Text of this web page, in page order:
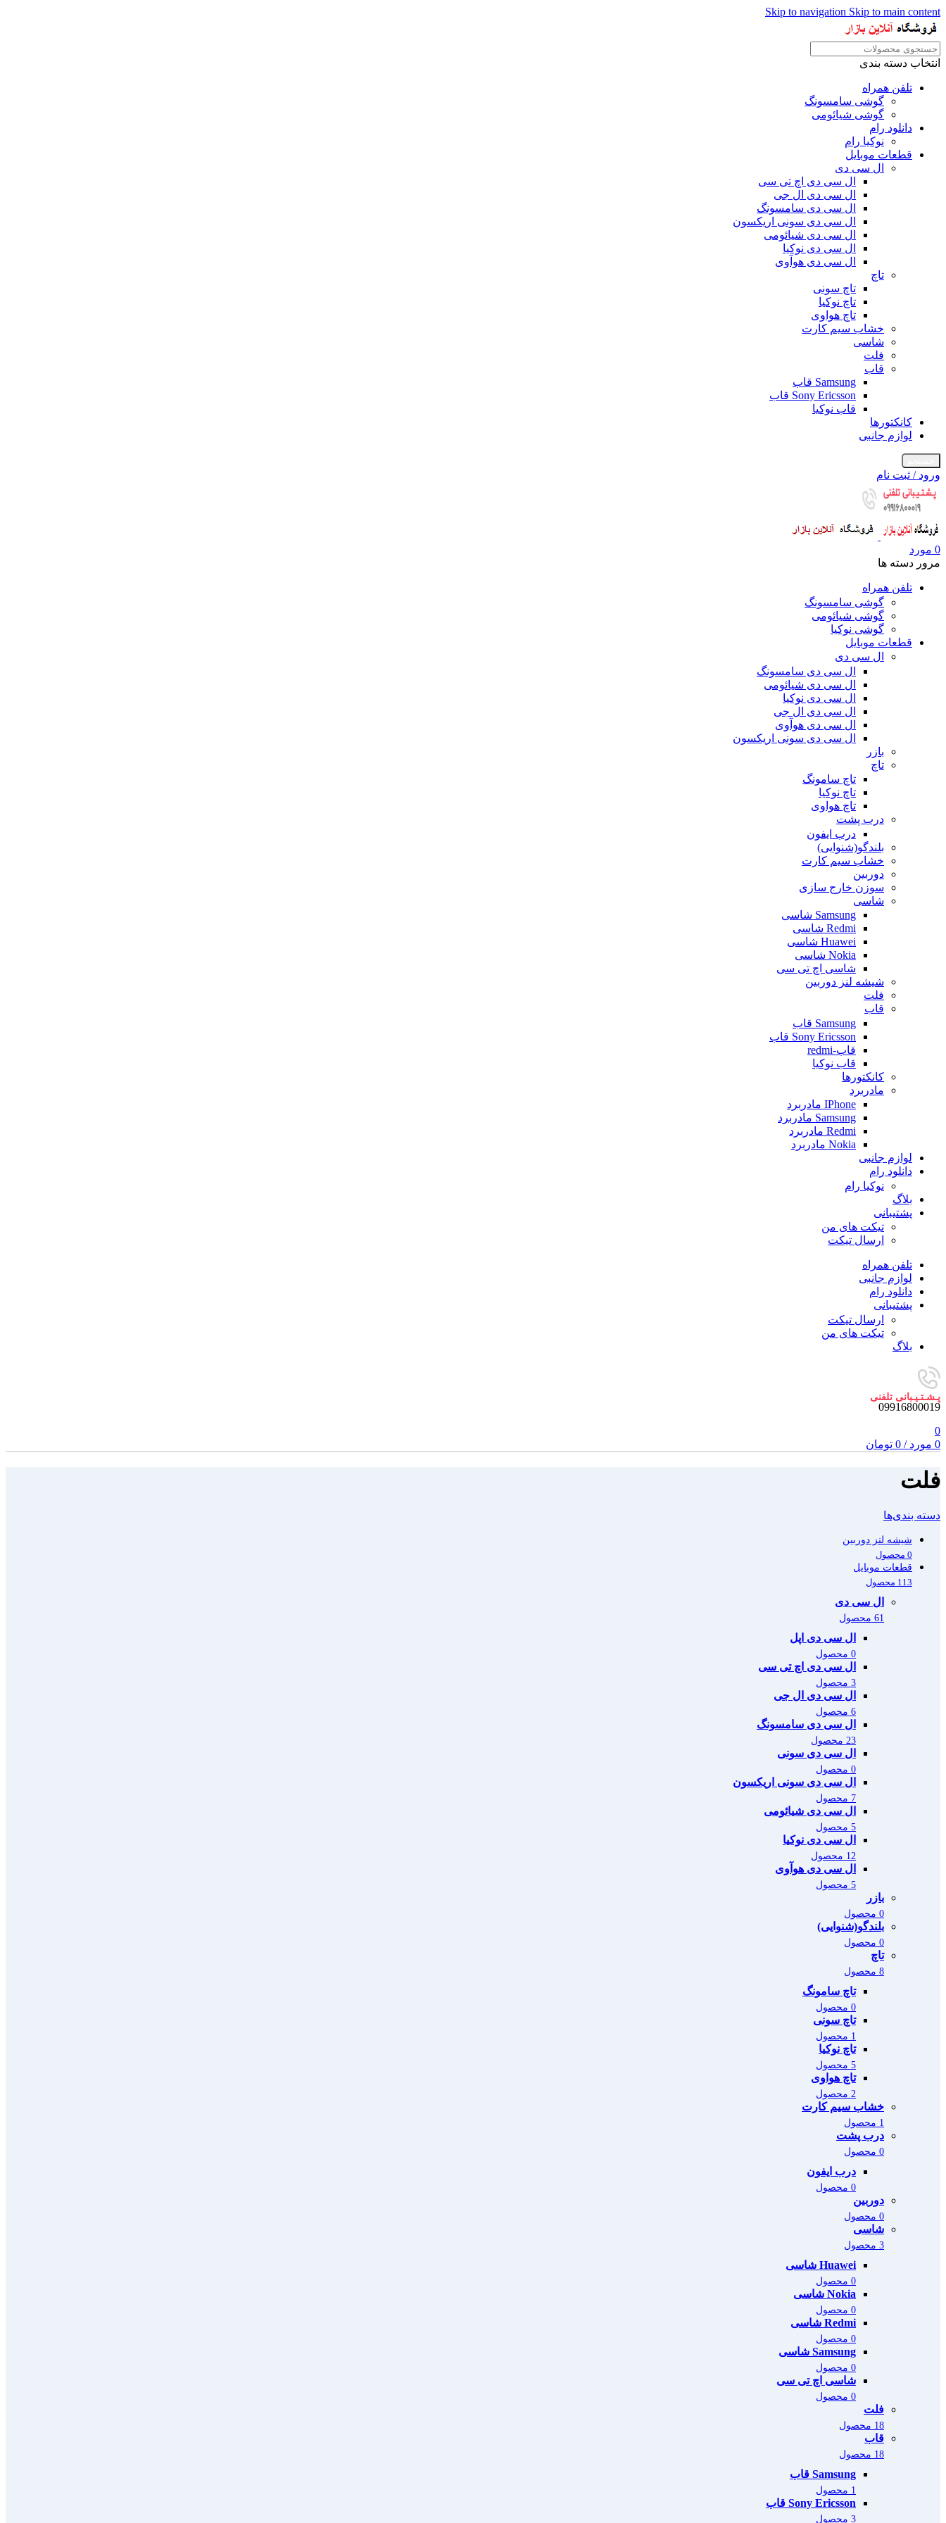
Skip to navigation Skip to main content
انتخاب دسته بندی
تلفن همراه
گوشی سامسونگ
گوشی شیائومی
دانلود رام
نوکیا رام
قطعات موبایل
ال سی دی
ال سی دی اچ تی سی
ال سی دی ال جی
ال سی دی سامسونگ
ال سی دی سونی اریکسون
ال سی دی شیائومی
ال سی دی نوکیا
ال سی دی هوآوی
تاچ
تاچ سونی
تاچ نوکیا
تاچ هواوی
خشاب سیم کارت
شاسی
فلت
قاب
Samsung قاب
Sony Ericsson قاب
قاب نوکیا
کانکتورها
لوازم جانبی
ورود / ثبت نام
0 مورد
مرور دسته ها
تلفن همراه
گوشی سامسونگ
گوشی شیائومی
گوشی نوکیا
قطعات موبایل
ال سی دی
ال سی دی سامسونگ
ال سی دی شیائومی
ال سی دی نوکیا
ال سی دی ال جی
ال سی دی هوآوی
ال سی دی سونی اریکسون
بازر
تاچ
تاچ سامونگ
تاچ نوکیا
تاچ هواوی
درب پشت
درب ایفون
بلندگو(شنوایی)
خشاب سیم کارت
دوربین
سوزن خارج سازی
شاسی
Samsung شاسی
Redmi شاسی
Huawei شاسی
Nokia شاسی
شاسی اچ تی سی
شیشه لنز دوربین
فلت
قاب
Samsung قاب
Sony Ericsson قاب
قاب-redmi
قاب نوکیا
کانکتورها
مادربرد
IPhone مادربرد
Samsung مادربرد
Redmi مادربرد
Nokia مادربرد
لوازم جانبی
دانلود رام
نوکیا رام
بلاگ
پشتیبانی
تیکت های من
ارسال تیکت
تلفن همراه
لوازم جانبی
دانلود رام
پشتیبانی
ارسال تیکت
تیکت های من
بلاگ
پـشـتـیـبانی تلفنی
09916800019
0
0 مورد /
0 تومان
فلت
دسته بندی‌ها
شیشه لنز دوربین
0 محصول
قطعات موبایل
113 محصول
ال سی دی
61 محصول
ال سی دی اپل
0 محصول
ال سی دی اچ تی سی
3 محصول
ال سی دی ال جی
6 محصول
ال سی دی سامسونگ
23 محصول
ال سی دی سونی
0 محصول
ال سی دی سونی اریکسون
7 محصول
ال سی دی شیائومی
5 محصول
ال سی دی نوکیا
12 محصول
ال سی دی هوآوی
5 محصول
بازر
0 محصول
بلندگو(شنوایی)
0 محصول
تاچ
8 محصول
تاچ سامونگ
0 محصول
تاچ سونی
1 محصول
تاچ نوکیا
5 محصول
تاچ هواوی
2 محصول
خشاب سیم کارت
1 محصول
درب پشت
0 محصول
درب ایفون
0 محصول
دوربین
0 محصول
شاسی
3 محصول
Huawei شاسی
0 محصول
Nokia شاسی
0 محصول
Redmi شاسی
0 محصول
Samsung شاسی
0 محصول
شاسی اچ تی سی
0 محصول
فلت
18 محصول
قاب
18 محصول
Samsung قاب
1 محصول
Sony Ericsson قاب
3 محصول